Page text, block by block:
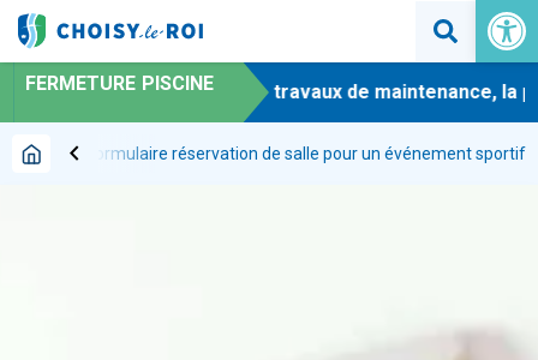
Ouvrir
FERMETURE PISCINE
- En raison de travaux de maintenance, la
chevron_left
de salles Formulaire réservation de salle pour un événement sportif